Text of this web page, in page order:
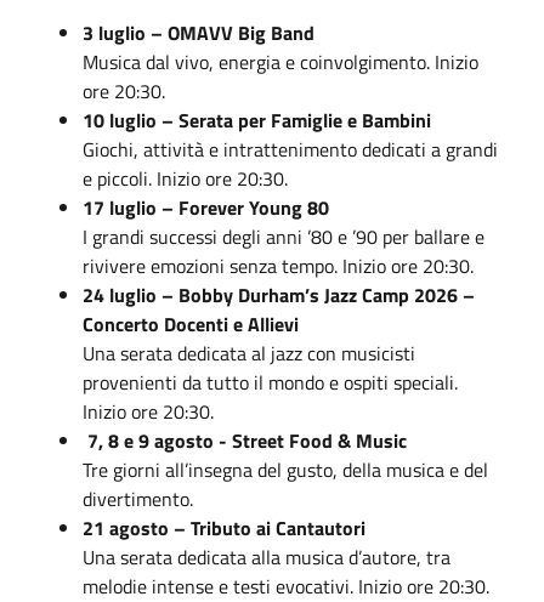
3 luglio – OMAVV Big Band
Musica dal vivo, energia e coinvolgimento. Inizio
ore 20:30.
10 luglio – Serata per Famiglie e Bambini
Giochi, attività e intrattenimento dedicati a grandi
e piccoli. Inizio ore 20:30.
17 luglio – Forever Young 80
I grandi successi degli anni ’80 e ’90 per ballare e
rivivere emozioni senza tempo. Inizio ore 20:30.
24 luglio – Bobby Durham’s Jazz Camp 2026 –
Concerto Docenti e Allievi
Una serata dedicata al jazz con musicisti
provenienti da tutto il mondo e ospiti speciali.
Inizio ore 20:30.
7, 8 e 9 agosto - Street Food & Music
Tre giorni all’insegna del gusto, della musica e del
divertimento.
21 agosto – Tributo ai Cantautori
Una serata dedicata alla musica d’autore, tra
melodie intense e testi evocativi. Inizio ore 20:30.